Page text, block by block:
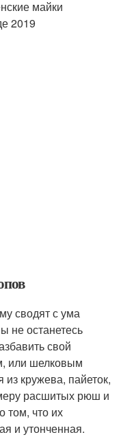
сводят с ума
не останетесь
свой
или шелковым
из кружева, пайеток,
расшитых рюш и
том, что их
и утонченная.